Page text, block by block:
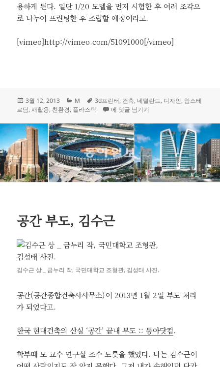
용하게 된다. 일단 1/20 모델을 먼저 시험한 후 여러 조각으
로 나누어 프린팅한 후 조립할 예정이라고.
[vimeo]http://vimeo.com/51091000[/vimeo]
작
성
자
3월 12, 2013
카
테
리
M
태
그
3d프린터, 건축,네덜란드, 디자인, 암스테
르담,재활용, 친환경, 플라스틱 3D 프린터로 진짜 집 짓기
에 댓글 남기기
공간 부도, 김수근
김수근 상 _ 금누리 작, 국민대학교 조형관, 김성태 사진.
공간(공간종합건축사사무소)이 2013년 1월 2일 부도 처리
가 되었다고.
한국 현대건축의 산실 ‘공간’ 끝내 부도 :: 동아닷컴.
학부때 모 교수 연구실 조수 노릇을 했었다. 나는 김수근이